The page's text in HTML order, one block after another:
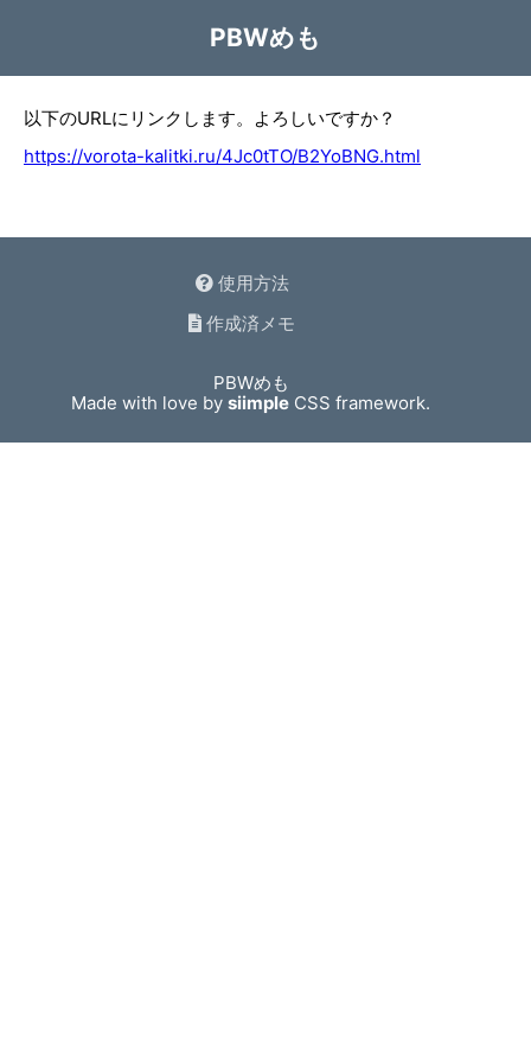
PBWめも
以下のURLにリンクします。よろしいですか？
https://vorota-kalitki.ru/4Jc0tTO/B2YoBNG.html
使用方法
作成済メモ
PBWめも
Made with love bysiimple CSS framework.